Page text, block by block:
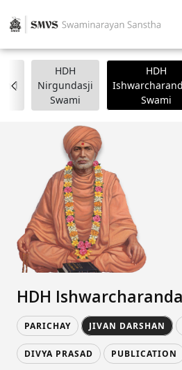
HDH
Nirgundasji
Swami
HDH
Swami
HDH
PARICHAY JIVAN DARSHAN
DIVYA PRASAD PUBLICATION